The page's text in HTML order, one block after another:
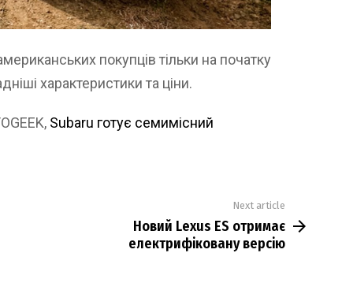
покупців тільки на початку
характеристики та ціни.
Subaru готує семимісний
Next article
Новий Lexus ES отримає
електрифіковану версію